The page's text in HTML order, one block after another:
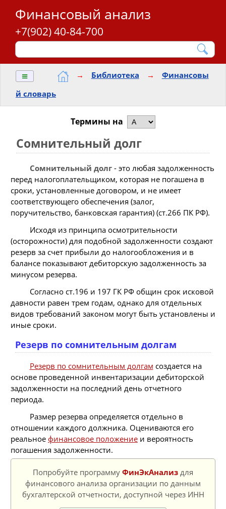
Финансовый анализ
+7(902) 40-84-700
≡ → Библиотека →
Финансовы
й словарь
Термины на
Сомнительный долг
Сомнительный долг- это любая задолженность
перед налогоплательщиком, которая не погашена в
сроки, установленные договором, и не имеет
соответствующего обеспечения (залог,
поручительство, банковская гарантия) (ст.266 ПК РФ).
Исходя из принципа осмотрительности
(осторожности) для подобной задолженности создают
резерв за счет прибыли до налогообложения и в
балансе показывают дебиторскую задолженность за
минусом резерва.
Согласно ст.196 и 197 ГК РФ общин срок исковой
давности равен трем годам, однако для отдельных
видов требований законом могут быть установлены и
иные сроки.
Резерв по сомнительным долгам
Резерв по сомнительным долгам создается на
основе проведенной инвентаризации дебиторской
задолженности на последний день отчетного
периода.
Размер резерва определяется отдельно в
отношении каждого должника. Оцениваются его
реальное финансовое положение и вероятность
погашения задолженности.
Попробуйте программу ФинЭкАнализ для
финансового анализа организации по данным
бухгалтерской отчетности, доступной через ИНН